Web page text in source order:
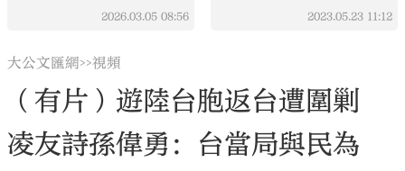
2026.03.05 08:56 2023.05.23 11:12
大公文匯網>>視頻
（有片）遊陸台胞返台遭圍剿
凌友詩孫偉勇：台當局與民為